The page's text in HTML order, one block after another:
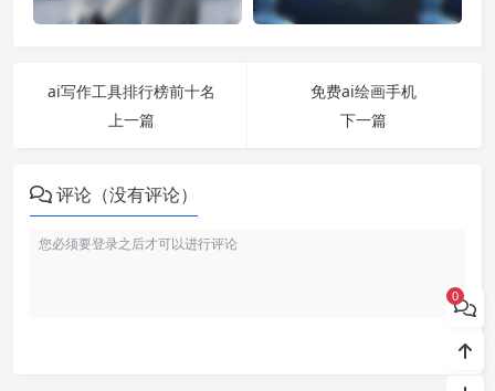
ai写作工具排行榜前十名
上一篇
免费ai绘画手机
下一篇
评论（没有评论）
0